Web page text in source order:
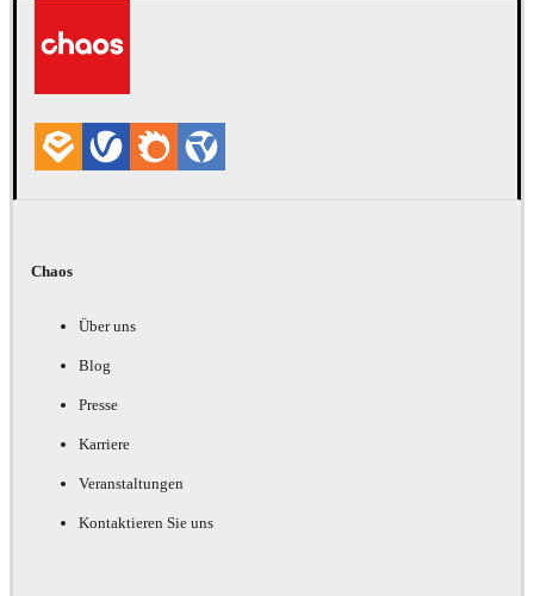
Chaos
Über uns
Blog
Presse
Karriere
Veranstaltungen
Kontaktieren Sie uns